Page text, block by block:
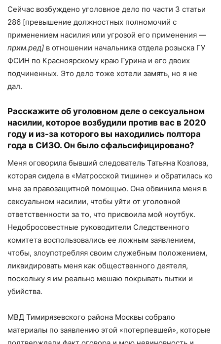
Сейчас возбуждено уголовное дело по части 3 статьи
286 [превышение должностных полномочий с
применением насилия или угрозой его применения —
прим.ред] в отношении начальника отдела розыска ГУ
ФСИН по Красноярскому краю Гурина и его двоих
подчиненных. Это дело тоже хотели замять, но я не
дал.
Расскажите об уголовном деле о сексуальном
насилии, которое возбудили против вас в 2020
году и из-за которого вы находились полтора
года в СИЗО. Он было сфальсифицировано?
Меня оговорила бывший следователь Татьяна Козлова,
которая сидела в «Матросской тишине» и обратилась ко
мне за правозащитной помощью. Она обвинила меня в
сексуальном насилии, чтобы уйти от уголовной
ответственности за то, что присвоила мой ноутбук.
Недобросовестные руководители Следственного
комитета воспользовались ее ложным заявлением,
чтобы, злоупотребляя своим служебным положением,
ликвидировать меня как общественного деятеля,
поскольку я им реально мешаю покрывать пытки и
убийства.
МВД Тимирязевского района Москвы собрало
материалы по заявлению этой «потерпевшей», которые